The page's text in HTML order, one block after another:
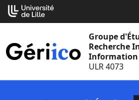
Aller
au
Groupe
Recherche
Information
ULR 4073
Cookies management panel